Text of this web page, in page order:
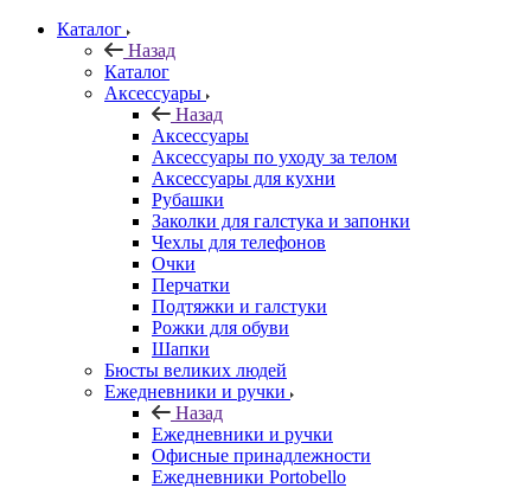
Каталог
Назад
Каталог
Аксессуары
Назад
Аксессуары
Аксессуары по уходу за телом
Аксессуары для кухни
Рубашки
Заколки для галстука и запонки
Чехлы для телефонов
Очки
Перчатки
Подтяжки и галстуки
Рожки для обуви
Шапки
Бюсты великих людей
Ежедневники и ручки
Назад
Ежедневники и ручки
Офисные принадлежности
Ежедневники Portobello